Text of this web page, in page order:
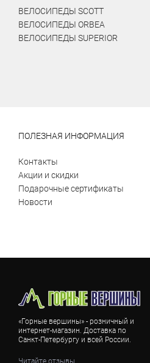
ВЕЛОСИПЕДЫ SCOTT
ВЕЛОСИПЕДЫ ORBEA
ВЕЛОСИПЕДЫ SUPERIOR
ПОЛЕЗНАЯ ИНФОРМАЦИЯ
Контакты
Акции и скидки
Подарочные сертификаты
Новости
«Горные вершины» - розничный и
интернет-магазин. Доставка по
Санкт-Петербургу и всей России.
Читайте отзывы